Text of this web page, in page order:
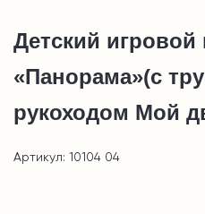
Детский игровой
«Панорама»(с
рукоходом Мой
Артикул: 10104 04